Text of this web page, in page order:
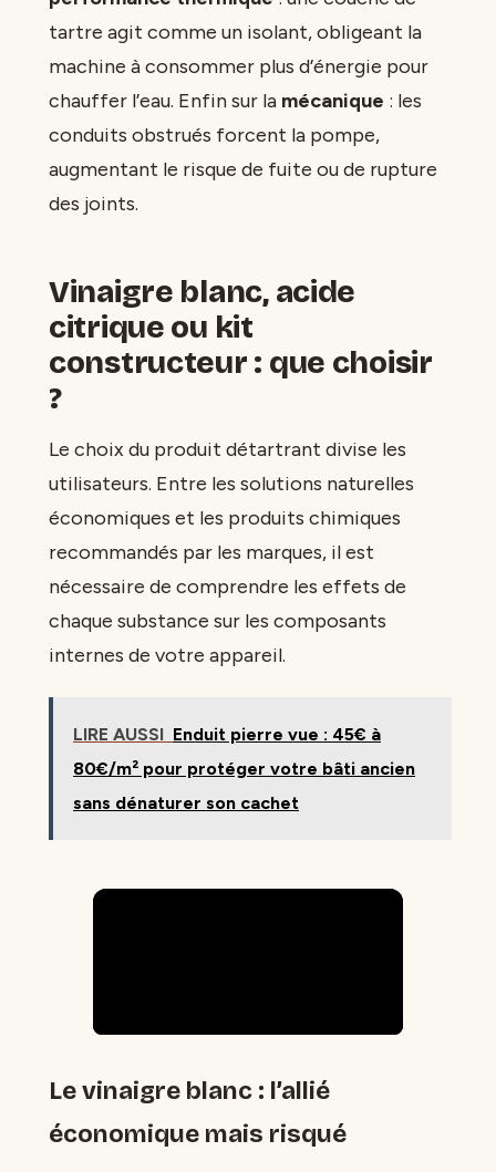
tartre agit comme un isolant, obligeant la
machine à consommer plus d’énergie pour
chauffer l’eau. Enfin sur la mécanique : les
conduits obstrués forcent la pompe,
augmentant le risque de fuite ou de rupture
des joints.
Vinaigre blanc, acide
citrique ou kit
constructeur : que choisir
?
Le choix du produit détartrant divise les
utilisateurs. Entre les solutions naturelles
économiques et les produits chimiques
recommandés par les marques, il est
nécessaire de comprendre les effets de
chaque substance sur les composants
internes de votre appareil.
LIRE AUSSI Enduit pierre vue : 45€ à
80€/m² pour protéger votre bâti ancien
sans dénaturer son cachet
Le vinaigre blanc : l’allié
économique mais risqué